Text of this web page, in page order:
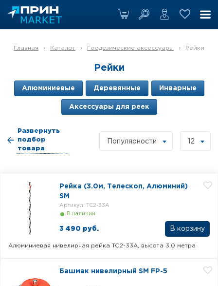
Главная › Каталог › Геодезические аксессуары › Рейки
Рейки
Алюминиевые Деревянные Инварные
Аксессуары для реек
Развернуть
подбор
товара
Популярности 12
Рейка (3.0м, Телескоп, Алюминий)
SM
В наличии
Артикул: TC2-33A
3 490 руб.
Алюминиевая нивелирная рейка TC2-33A, высота 3.0 метра
Башмак нивелирный SM FP-5